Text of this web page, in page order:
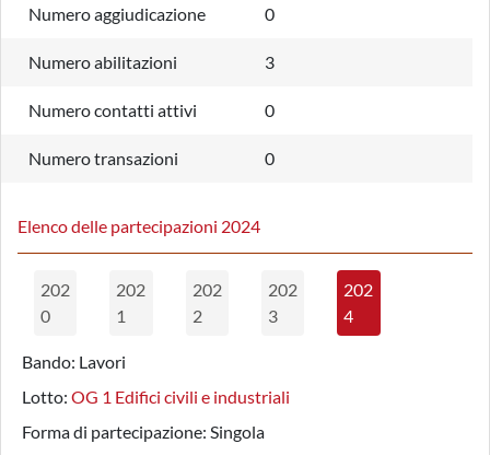
Numero aggiudicazione 0
Numero abilitazioni 3
Numero contatti attivi 0
Numero transazioni 0
Elenco delle partecipazioni 2024
202
0
202
1
202
2
202
3
202
4
Bando: Lavori
Lotto: OG 1 Edifici civili e industriali
Forma di partecipazione: Singola